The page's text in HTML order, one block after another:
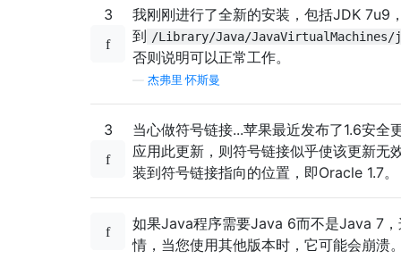
3
我刚刚进行了全新的安装，包括JDK 7u9
到 /Library/Java/
否则说明可以正常工作。
杰弗里·怀斯曼
3
当心做符号链接...苹果最近发布了1.6安全
应用此更新，则符号链接似乎使该更新无
装到符号链接指向的位置，即Oracle 1.7。
如果Java程序需要Java 6而不是Java 7
情，当您使用其他版本时，它可能会崩溃